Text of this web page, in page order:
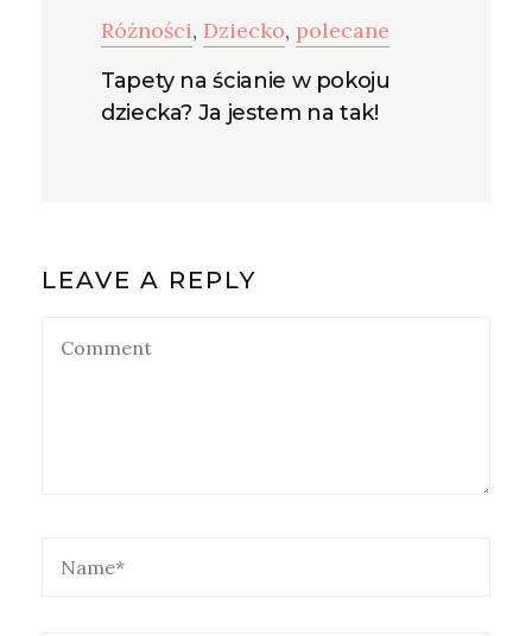
Różności, Dziecko, polecane
Tapety na ścianie w pokoju
dziecka? Ja jestem na tak!
LEAVE A REPLY